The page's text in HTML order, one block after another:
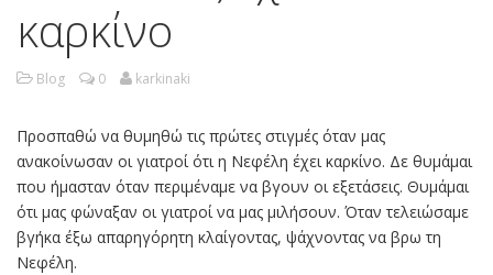
καρκίνο
Blog 0 karkinaki
Προσπαθώ να θυμηθώ τις πρώτες στιγμές όταν μας
ανακοίνωσαν οι γιατροί ότι η Νεφέλη έχει καρκίνο. Δε θυμάμαι
που ήμασταν όταν περιμέναμε να βγουν οι εξετάσεις. Θυμάμαι
ότι μας φώναξαν οι γιατροί να μας μιλήσουν. Όταν τελειώσαμε
βγήκα έξω απαρηγόρητη κλαίγοντας, ψάχνοντας να βρω τη
Νεφέλη.